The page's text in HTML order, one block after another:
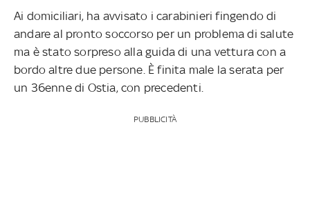
Ai domiciliari, ha avvisato i carabinieri fingendo di
andare al pronto soccorso per un problema di salute
ma è stato sorpreso alla guida di una vettura con a
bordo altre due persone. È finita male la serata per
un 36enne di Ostia, con precedenti.
PUBBLICITÀ